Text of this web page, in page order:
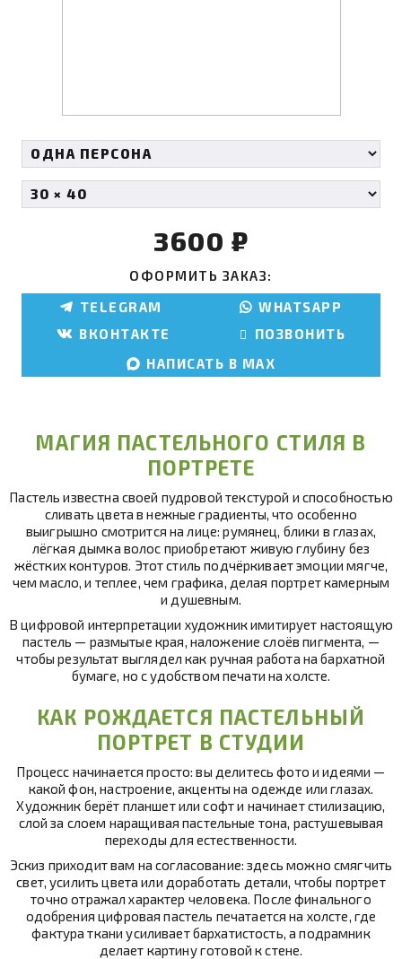
3600 ₽
ОФОРМИТЬ ЗАКАЗ:
TELEGRAM
WHATSAPP
ВКОНТАКТЕ
ПОЗВОНИТЬ
НАПИСАТЬ В MAX
МАГИЯ ПАСТЕЛЬНОГО СТИЛЯ В
ПОРТРЕТЕ
Пастель известна своей пудровой текстурой и способностью
сливать цвета в нежные градиенты, что особенно
выигрышно смотрится на лице: румянец, блики в глазах,
лёгкая дымка волос приобретают живую глубину без
жёстких контуров. Этот стиль подчёркивает эмоции мягче,
чем масло, и теплее, чем графика, делая портрет камерным
и душевным.
В цифровой интерпретации художник имитирует настоящую
пастель — размытые края, наложение слоёв пигмента, —
чтобы результат выглядел как ручная работа на бархатной
бумаге, но с удобством печати на холсте.
КАК РОЖДАЕТСЯ ПАСТЕЛЬНЫЙ
ПОРТРЕТ В СТУДИИ
Процесс начинается просто: вы делитесь фото и идеями —
какой фон, настроение, акценты на одежде или глазах.
Художник берёт планшет или софт и начинает стилизацию,
слой за слоем наращивая пастельные тона, растушевывая
переходы для естественности.
Эскиз приходит вам на согласование: здесь можно смягчить
свет, усилить цвета или доработать детали, чтобы портрет
точно отражал характер человека. После финального
одобрения цифровая пастель печатается на холсте, где
фактура ткани усиливает бархатистость, а подрамник
делает картину готовой к стене.